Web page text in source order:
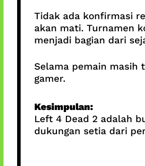
Tidak ada konfirmasi
akan mati. Turnamen
menjadi bagian dari
Selama pemain masih
gamer.
Kesimpulan:
Left 4 Dead 2 adalah
dukungan setia dari